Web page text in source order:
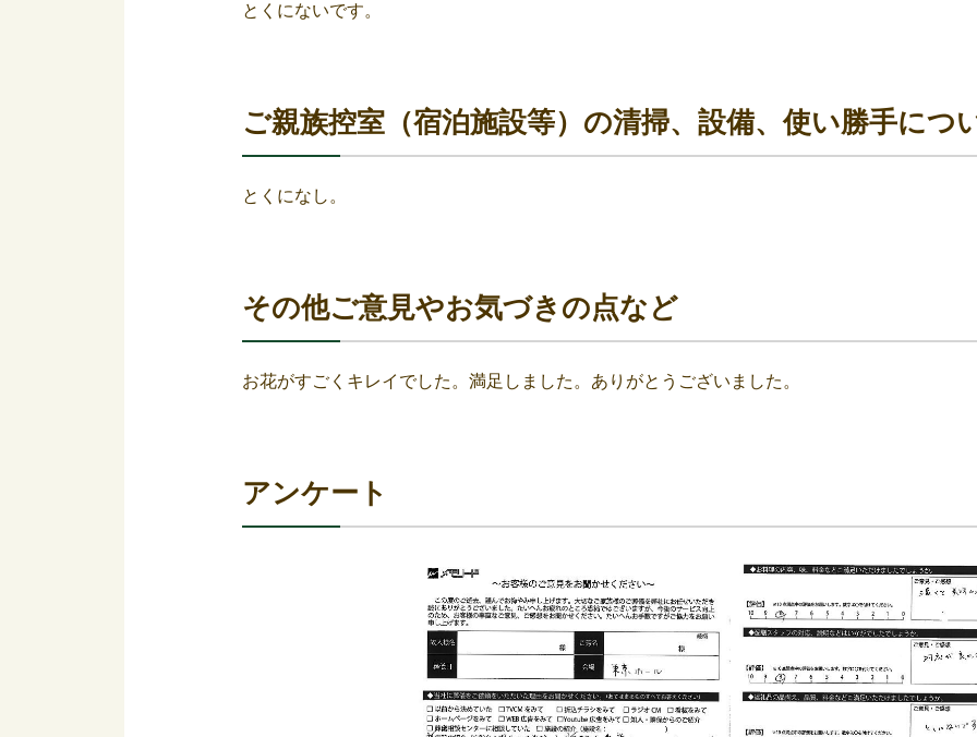
とくにないです。
ご親族控室（宿泊施設等）の清掃、設備、使い勝手につ
とくになし。
その他ご意見やお気づきの点など
お花がすごくキレイでした。満足しました。ありがとうございました。
アンケート